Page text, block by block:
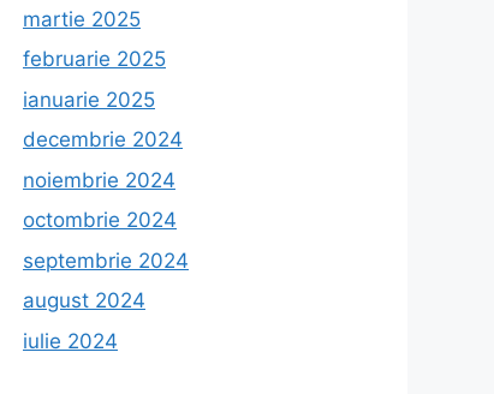
martie 2025
februarie 2025
ianuarie 2025
decembrie 2024
noiembrie 2024
octombrie 2024
septembrie 2024
august 2024
iulie 2024